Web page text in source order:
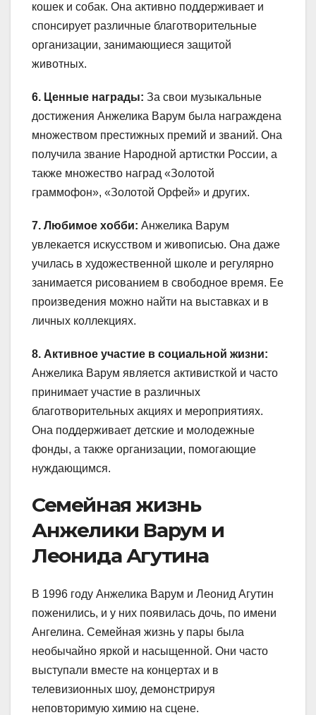
кошек и собак. Она активно поддерживает и
спонсирует различные благотворительные
организации, занимающиеся защитой
животных.
6. Ценные награды: За свои музыкальные
достижения Анжелика Варум была награждена
множеством престижных премий и званий. Она
получила звание Народной артистки России, а
также множество наград «Золотой
граммофон», «Золотой Орфей» и других.
7. Любимое хобби: Анжелика Варум
увлекается искусством и живописью. Она даже
училась в художественной школе и регулярно
занимается рисованием в свободное время. Ее
произведения можно найти на выставках и в
личных коллекциях.
8. Активное участие в социальной жизни:
Анжелика Варум является активисткой и часто
принимает участие в различных
благотворительных акциях и мероприятиях.
Она поддерживает детские и молодежные
фонды, а также организации, помогающие
нуждающимся.
Семейная жизнь
Анжелики Варум и
Леонида Агутина
В 1996 году Анжелика Варум и Леонид Агутин
поженились, и у них появилась дочь, по имени
Ангелина. Семейная жизнь у пары была
необычайно яркой и насыщенной. Они часто
выступали вместе на концертах и в
телевизионных шоу, демонстрируя
неповторимую химию на сцене.